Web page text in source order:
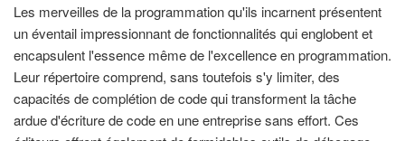
Les merveilles de la programmation qu'ils incarnent présentent
un éventail impressionnant de fonctionnalités qui englobent et
encapsulent l'essence même de l'excellence en programmation.
Leur répertoire comprend, sans toutefois s'y limiter, des
capacités de complétion de code qui transforment la tâche
ardue d'écriture de code en une entreprise sans effort. Ces